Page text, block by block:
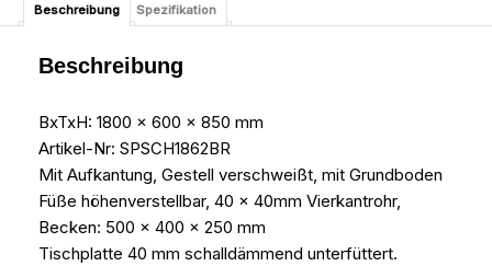
Beschreibung Spezifikation
Beschreibung
BxTxH: 1800 x 600 x 850 mm
Artikel-Nr: SPSCH1862BR
Mit Aufkantung, Gestell verschweißt, mit Grundboden
Füße höhenverstellbar, 40 x 40mm Vierkantrohr,
Becken: 500 x 400 x 250 mm
Tischplatte 40 mm schalldämmend unterfüttert.